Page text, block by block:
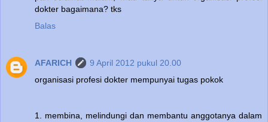
dokter bagaimana? tks
Balas
AFARICH
9 April 2012 pukul 20.00
organisasi profesi dokter mempunyai tugas pokok
1. membina, melindungi dan membantu anggotanya dalam